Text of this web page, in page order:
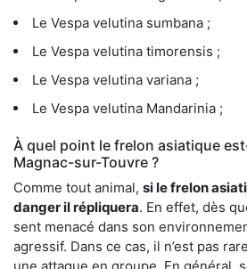
Le Vespa velutina sumbana ;
Le Vespa velutina timorensis ;
Le Vespa velutina variana ;
Le Vespa velutina Mandarinia ;
À quel point le frelon asiatique
Magnac-sur-Touvre ?
Comme tout animal, si le frelon
danger il répliquera. En effet, dès
sent menacé dans son
agressif. Dans ce cas, il n’est pas
une attaque en groupe. En général,